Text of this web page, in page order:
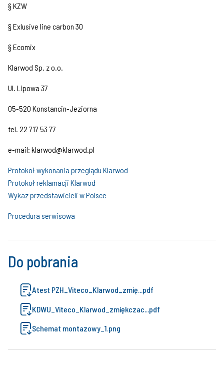
§ KZW
§ Exlusive line carbon 30
§ Ecomix
Klarwod Sp. z o.o.
Ul. Lipowa 37
05-520 Konstancin-Jeziorna
tel. 22 717 53 77
e-mail: klarwod@klarwod.pl
Protokoł wykonania przeglądu Klarwod
Protokoł reklamacji Klarwod
Wykaz przedstawicieli w Polsce
Procedura serwisowa
Do pobrania
Atest PZH_Viteco_Klarwod_zmię...pdf
KDWU_Viteco_Klarwod_zmiękczac...pdf
Schemat montazowy_1.png